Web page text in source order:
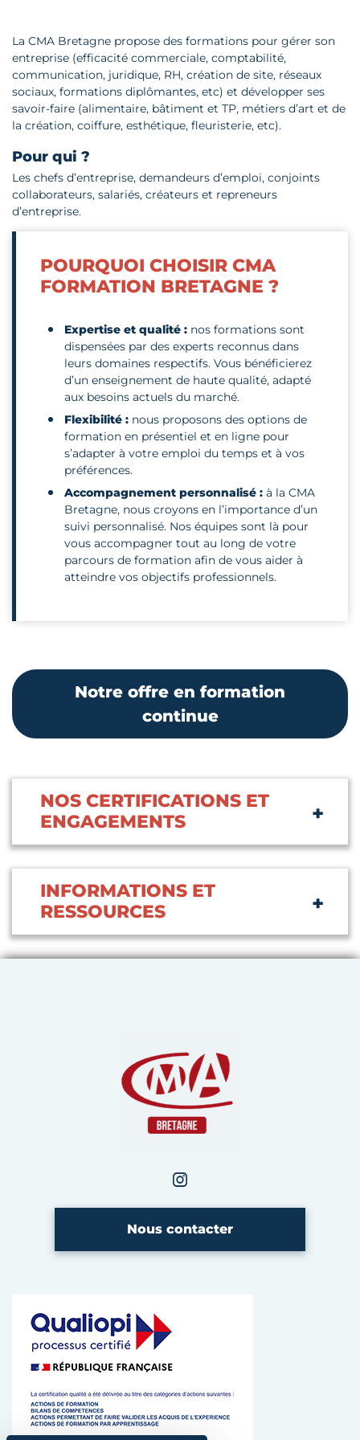
La CMA Bretagne propose des formations pour gérer son
entreprise (efficacité commerciale, comptabilité,
communication, juridique, RH, création de site, réseaux
sociaux, formations diplômantes, etc) et développer ses
savoir-faire (alimentaire, bâtiment et TP, métiers d’art et de
la création, coiffure, esthétique, fleuristerie, etc).
Pour qui ?
Les chefs d’entreprise, demandeurs d’emploi, conjoints
collaborateurs, salariés, créateurs et repreneurs
d’entreprise.
POURQUOI CHOISIR CMA
FORMATION BRETAGNE ?
Expertise et qualité : nos formations sont
dispensées par des experts reconnus dans
leurs domaines respectifs. Vous bénéficierez
d’un enseignement de haute qualité, adapté
aux besoins actuels du marché.
Flexibilité : nous proposons des options de
formation en présentiel et en ligne pour
s’adapter à votre emploi du temps et à vos
préférences.
Accompagnement personnalisé : à la CMA
Bretagne, nous croyons en l’importance d’un
suivi personnalisé. Nos équipes sont là pour
vous accompagner tout au long de votre
parcours de formation afin de vous aider à
atteindre vos objectifs professionnels.
Notre offre en formation
continue
NOS CERTIFICATIONS ET
ENGAGEMENTS
INFORMATIONS ET
RESSOURCES
Chambre de Métiers et
Instagram
CMA Bretagne
Nous contacter